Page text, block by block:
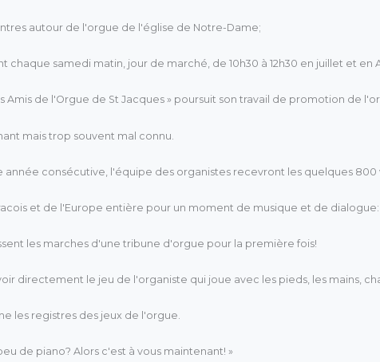
autour de l'orgue de l'église de Notre-Dame;
chaque samedi matin, jour de marché, de 10h30 à 12h30 en juillet et en
Amis de l'Orgue de St Jacques » poursuit son travail de promotion de
mais trop souvent mal connu.
année consécutive, l'équipe des organistes recevront les quelques 800
et de l'Europe entière pour un moment de musique et de dialogue:
les marches d'une tribune d'orgue pour la première fois!
directement le jeu de l'organiste qui joue avec les pieds, les mains,
les registres des jeux de l'orgue.
de piano? Alors c'est à vous maintenant! »